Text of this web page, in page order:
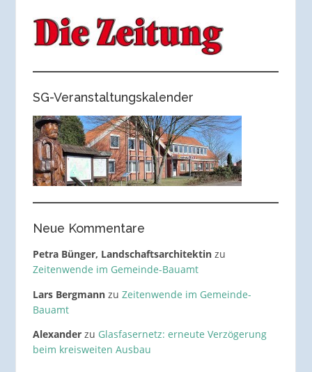
SG-Veranstaltungskalender
Neue Kommentare
Petra Bünger, Landschaftsarchitektinzu
Zeitenwende im Gemeinde-Bauamt
Lars Bergmannzu Zeitenwende im Gemeinde-
Bauamt
Alexanderzu Glasfasernetz: erneute Verzögerung
beim kreisweiten Ausbau